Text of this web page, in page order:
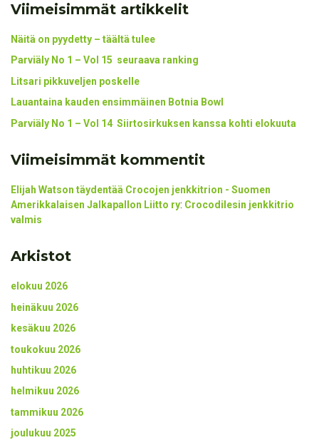
Viimeisimmät artikkelit
Näitä on pyydetty – täältä tulee
Parviäly No 1 – Vol 15 seuraava ranking
Litsari pikkuveljen poskelle
Lauantaina kauden ensimmäinen Botnia Bowl
Parviäly No 1 – Vol 14 Siirtosirkuksen kanssa kohti elokuuta
Viimeisimmät kommentit
Elijah Watson täydentää Crocojen jenkkitrion - Suomen
Amerikkalaisen Jalkapallon Liitto ry: Crocodilesin jenkkitrio
valmis
Arkistot
elokuu 2026
heinäkuu 2026
kesäkuu 2026
toukokuu 2026
huhtikuu 2026
helmikuu 2026
tammikuu 2026
joulukuu 2025